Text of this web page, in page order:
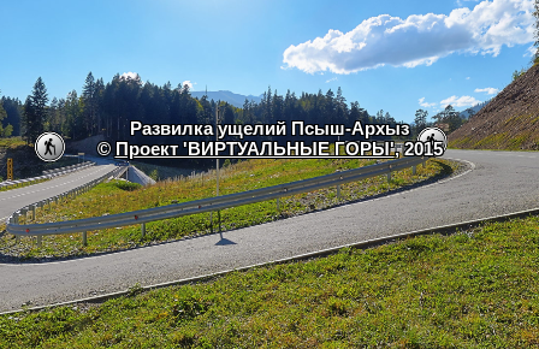
Развилка ущелий Псыш-Архыз
© Проект 'ВИРТУАЛЬНЫЕ ГОРЫ', 2015